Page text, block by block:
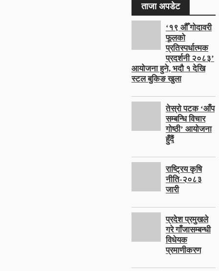
ताजा अपडेट
‘१९ औँ गोदावरी
फूलको
प्रतिस्पर्धात्मक
प्रदर्शनी २०८३’
आयोजना हुने, भदौ १ देखि
स्टल बुकिङ खुला
तेस्रो पटक ‘आँप
सम्बन्धि विचार
गोष्ठी’ आयोजना
हुँदैं
राष्ट्रिय कृषि
नीति-२०८३
जारी
प्रदेश प्रमुखले
गरे गाँजासम्बन्धी
विधेयक
प्रमाणीकरण